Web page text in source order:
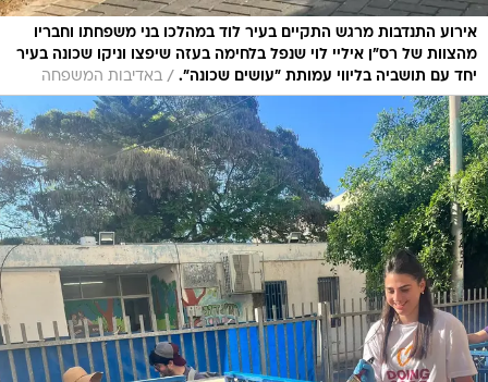
אירוע התנדבות מרגש התקיים בעיר לוד במהלכו בני משפחתו וחבריו
מהצוות של רס"ן איליי לוי שנפל בלחימה בעזה שיפצו וניקו שכונה בעיר
יחד עם תושביה בליווי עמותת "עושים שכונה". / באדיבות המשפחה